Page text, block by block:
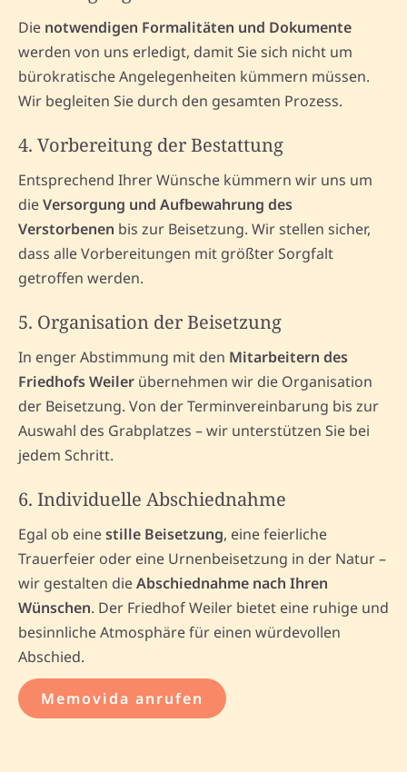
Die notwendigen Formalitäten und Dokumente
werden von uns erledigt, damit Sie sich nicht um
bürokratische Angelegenheiten kümmern müssen.
Wir begleiten Sie durch den gesamten Prozess.
4. Vorbereitung der Bestattung
Entsprechend Ihrer Wünsche kümmern wir uns um
dieVersorgung und Aufbewahrung des
Verstorbenen bis zur Beisetzung. Wir stellen sicher,
dass alle Vorbereitungen mit größter Sorgfalt
getroffen werden.
5. Organisation der Beisetzung
In enger Abstimmung mit den Mitarbeitern des
Friedhofs Weiler übernehmen wir die Organisation
der Beisetzung. Von der Terminvereinbarung bis zur
Auswahl des Grabplatzes – wir unterstützen Sie bei
jedem Schritt.
6. Individuelle Abschiednahme
Egal ob einestille Beisetzung, eine feierliche
Trauerfeier oder eine Urnenbeisetzung in der Natur –
wir gestalten dieAbschiednahme nach Ihren
Wünschen. Der Friedhof Weiler bietet eine ruhige und
besinnliche Atmosphäre für einen würdevollen
Abschied.
Memovida anrufen